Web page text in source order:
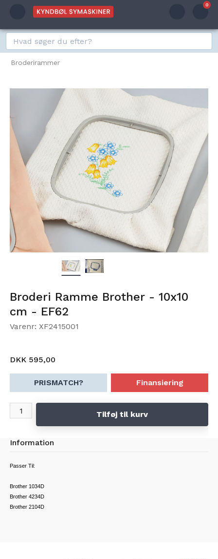
0
Broderirammer
Broderi Ramme Brother - 10x10
cm - EF62
Varenr: XF2415001
DKK 595,00
PRISMATCH? Finansiering
Tilføj til kurv
Information
Passer Til:
Brother 1034D
Brother 4234D
Brother 2104D